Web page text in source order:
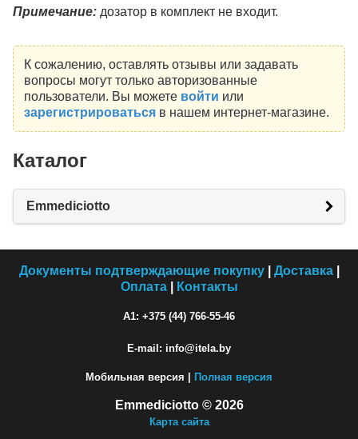
Примечание: дозатор в комплект не входит.
К сожалению, оставлять отзывы или задавать
вопросы могут только авторизованные
пользователи. Вы можете войти или
зарегистрироватьсяв нашем интернет-магазине.
Каталог
Emmediciotto
Документы подтверждающие покупку| Доставка|
Оплата| Контакты
A1: +375 (44) 766-55-46
E-mail: info@itela.by
Мобильная версия | Полная версия
Emmediciotto © 2026
Карта сайта